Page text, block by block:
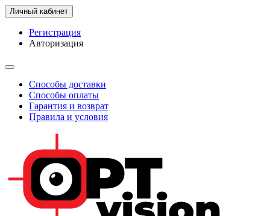
Личный кабинет
Регистрация
Авторизация
Способы доставки
Способы оплаты
Гарантия и возврат
Правила и условия